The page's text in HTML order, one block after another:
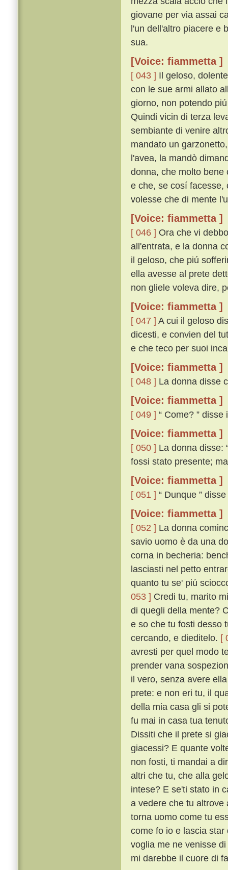
giovane per via assai
l'un dell'altro piacere e
sua.
[Voice: fiammetta ]
[ 043 ] Il geloso,
con le sue armi allato
giorno, non potendo
Quindi vicin di terza
sembiante di venire
mandato un
l'avea, la mandò
donna, che molto bene
e che, se cosí facesse,
volesse che di mente
[Voice: fiammetta ]
[ 046 ] Ora che vi
all'entrata, e la donna
il geloso, che piú
ella avesse al prete
non gliele voleva dire,
[Voice: fiammetta ]
[ 047 ] A cui il geloso
dicesti, e convien del
e che teco per suoi
[Voice: fiammetta ]
[ 048 ] La donna disse
[Voice: fiammetta ]
[ 049 ] “ Come? ”
[Voice: fiammetta ]
[ 050 ] La donna disse:
fossi stato presente;
[Voice: fiammetta ]
[ 051 ] “ Dunque ”
[Voice: fiammetta ]
[ 052 ] La donna
savio uomo è da una
corna in becheria:
lasciasti nel petto
quanto tu se' piú
053 ] Credi tu, marito
di quegli della mente?
e so che tu fosti desso
cercando, e dieditelo. [
avresti per quel modo
prender vana
il vero, senza avere
prete: e non eri tu, il
della mia casa gli si
fu mai in casa tua
Dissiti che il prete si
giacessi? E quante
non fosti, ti mandai a
altri che tu, che alla
intese? E se'ti stato in
a vedere che tu
torna uomo come tu
come fo io e lascia
voglia me ne venisse
mi darebbe il cuore di